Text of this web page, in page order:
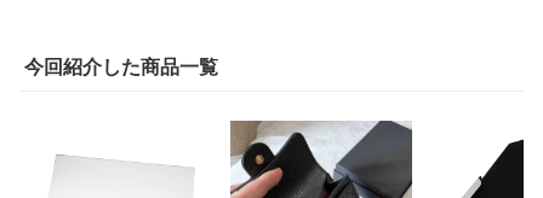
今回紹介した商品一覧